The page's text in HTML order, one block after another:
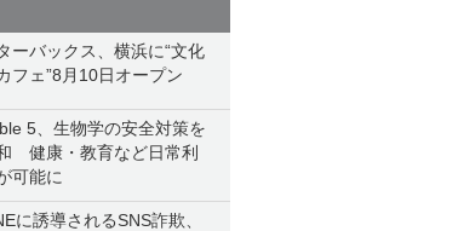
ーバックス、横浜に“文化
フェ”8月10日オープン
5、生物学の安全対策を
健康・教育など日常利
可能に
に誘導されるSNS詐欺、